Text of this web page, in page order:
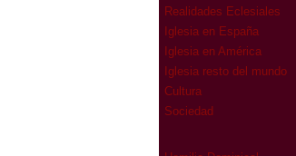
Realidades Eclesiales
Iglesia en España
Iglesia en América
Iglesia resto del mundo
Cultura
Sociedad